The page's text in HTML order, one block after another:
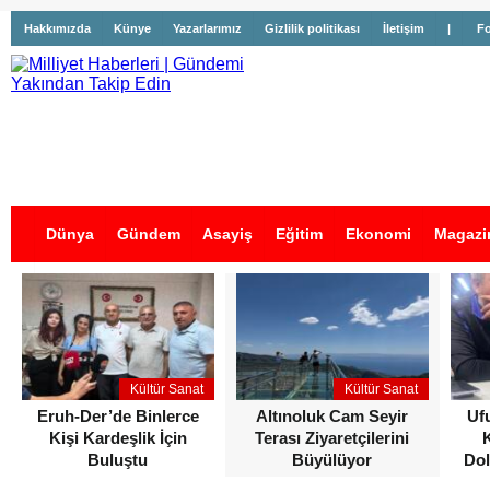
Hakkımızda Künye Yazarlarımız Gizlilik politikası İletişim |
Dünya Gündem Asayiş Eğitim Ekonomi
İş İlanları
Kültür Sanat
Eruh-Der’de Binlerce
Kişi Kardeşlik İçin
Buluştu
Kültür Sanat
Altınoluk Cam Seyir
Terası Ziyaretçilerini
Büyülüyor